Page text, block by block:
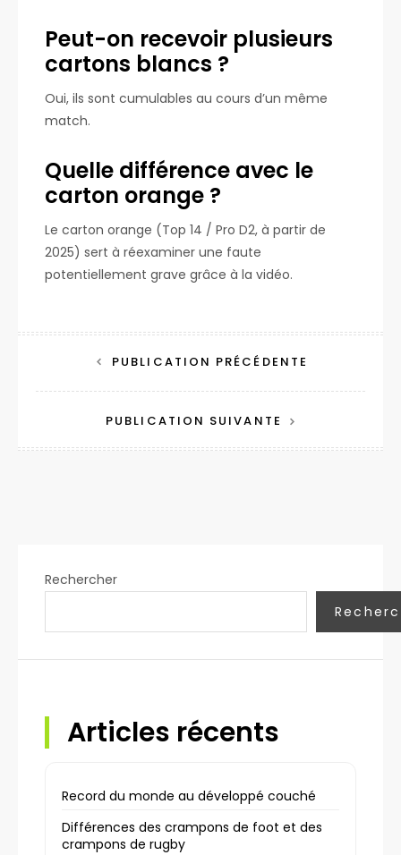
Peut-on recevoir plusieurs
cartons blancs ?
Oui, ils sont cumulables au cours d’un même
match.
Quelle différence avec le
carton orange ?
Le carton orange (Top 14 / Pro D2, à partir de
2025) sert à réexaminer une faute
potentiellement grave grâce à la vidéo.
Navigation
de
l’article
PUBLICATION PRÉCÉDENTE
PUBLICATION SUIVANTE
Rechercher
Articles récents
Record du monde au développé couché
Différences des crampons de foot et des
crampons de rugby